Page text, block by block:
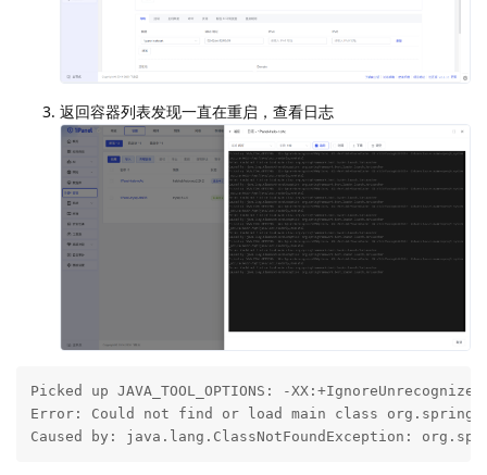
返回容器列表发现一直在重启，查看日志
Picked up JAVA_TOOL_OPTIONS: -
Error: Could not find or load main class
Caused by: java.lang.ClassNotFoundException: